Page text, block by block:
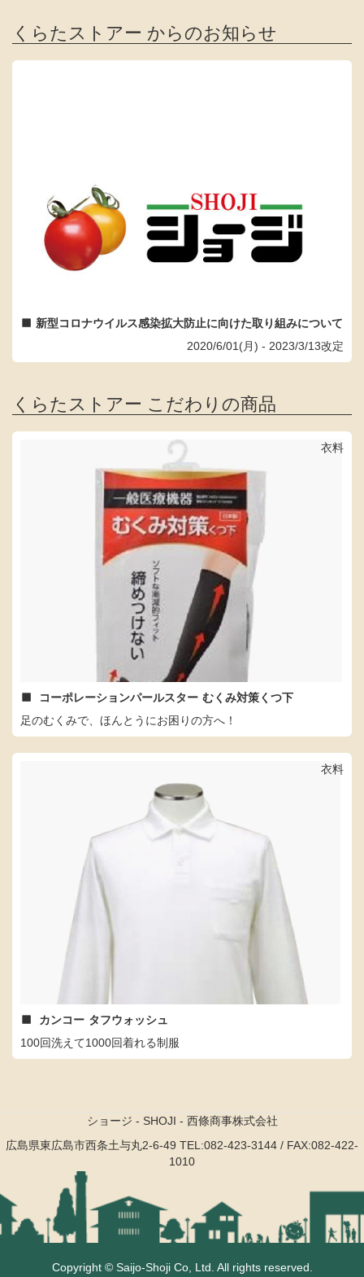
くらたストアー からのお知らせ
新型コロナウイルス感染拡大防止に向けた取り組みについて
2020/6/01(月) - 2023/3/13改定
くらたストアー こだわりの商品
コーポレーションパールスター むくみ対策くつ下
足のむくみで、ほんとうにお困りの方へ！
衣料
カンコー タフウォッシュ
100回洗えて1000回着れる制服
衣料
ショージ - SHOJI - 西條商事株式会社
広島県東広島市西条土与丸2-6-49 TEL:082-423-3144 / FAX:082-422-
1010
.
Copyright © Saijo-Shoji Co, Ltd. All rights reserved.